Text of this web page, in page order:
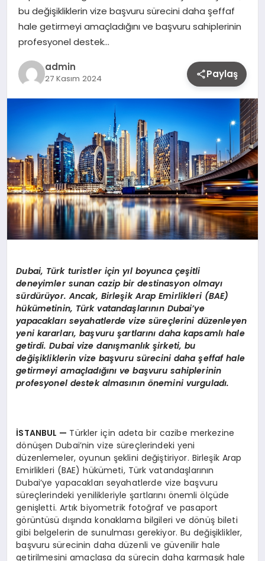
bu değişikliklerin vize başvuru sürecini daha şeffaf
hale getirmeyi amaçladığını ve başvuru sahiplerinin
profesyonel destek…
admin
27 Kasım 2024 Paylaş
Dubai, Türk turistler için yıl boyunca çeşitli
deneyimler sunan cazip bir destinasyon olmayı
sürdürüyor. Ancak, Birleşik Arap Emirlikleri (BAE)
hükümetinin, Türk vatandaşlarının Dubai’ye
yapacakları seyahatlerde vize süreçlerini düzenleyen
yeni kararları, başvuru şartlarını daha kapsamlı hale
getirdi. Dubai vize danışmanlık şirketi, bu
değişikliklerin vize başvuru sürecini daha şeffaf hale
getirmeyi amaçladığını ve başvuru sahiplerinin
profesyonel destek almasının önemini vurguladı.
İSTANBUL — Türkler için adeta bir cazibe merkezine
dönüşen Dubai’nin vize süreçlerindeki yeni
düzenlemeler, oyunun şeklini değiştiriyor. Birleşik Arap
Emirlikleri (BAE) hükümeti, Türk vatandaşlarının
Dubai’ye yapacakları seyahatlerde vize başvuru
süreçlerindeki yenilikleriyle şartlarını önemli ölçüde
genişletti. Artık biyometrik fotoğraf ve pasaport
görüntüsü dışında konaklama bilgileri ve dönüş bileti
gibi belgelerin de sunulması gerekiyor. Bu değişiklikler,
başvuru sürecinin daha düzenli ve güvenilir hale
getirilmesini amaçlasa da sürecin daha karmaşık hale